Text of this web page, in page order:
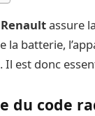
assure
la batterie,
Il est donc
du code